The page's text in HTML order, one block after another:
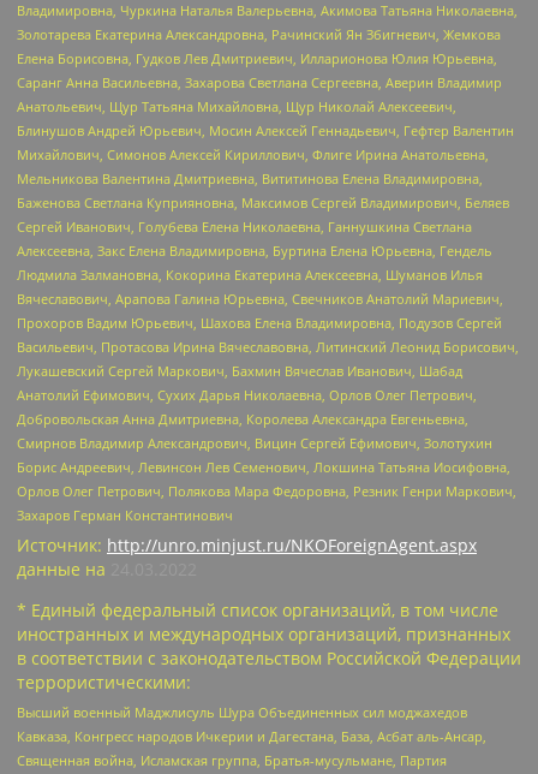
Владимировна, Чуркина Наталья Валерьевна, Акимова Татьяна Николаевна,
Золотарева Екатерина Александровна, Рачинский Ян Збигневич, Жемкова
Елена Борисовна, Гудков Лев Дмитриевич, Илларионова Юлия Юрьевна,
Саранг Анна Васильевна, Захарова Светлана Сергеевна, Аверин Владимир
Анатольевич, Щур Татьяна Михайловна, Щур Николай Алексеевич,
Блинушов Андрей Юрьевич, Мосин Алексей Геннадьевич, Гефтер Валентин
Михайлович, Симонов Алексей Кириллович, Флиге Ирина Анатольевна,
Мельникова Валентина Дмитриевна, Вититинова Елена Владимировна,
Баженова Светлана Куприяновна, Максимов Сергей Владимирович, Беляев
Сергей Иванович, Голубева Елена Николаевна, Ганнушкина Светлана
Алексеевна, Закс Елена Владимировна, Буртина Елена Юрьевна, Гендель
Людмила Залмановна, Кокорина Екатерина Алексеевна, Шуманов Илья
Вячеславович, Арапова Галина Юрьевна, Свечников Анатолий Мариевич,
Прохоров Вадим Юрьевич, Шахова Елена Владимировна, Подузов Сергей
Васильевич, Протасова Ирина Вячеславовна, Литинский Леонид Борисович,
Лукашевский Сергей Маркович, Бахмин Вячеслав Иванович, Шабад
Анатолий Ефимович, Сухих Дарья Николаевна, Орлов Олег Петрович,
Добровольская Анна Дмитриевна, Королева Александра Евгеньевна,
Смирнов Владимир Александрович, Вицин Сергей Ефимович, Золотухин
Борис Андреевич, Левинсон Лев Семенович, Локшина Татьяна Иосифовна,
Орлов Олег Петрович, Полякова Мара Федоровна, Резник Генри Маркович,
Захаров Герман Константинович
Источник: http://unro.minjust.ru/NKOForeignAgent.aspx
данные на
* Единый федеральный список организаций, в том числе
иностранных и международных организаций, признанных
в соответствии с законодательством Российской Федерации
террористическими:
Высший военный Маджлисуль Шура Объединенных сил моджахедов
Кавказа, Конгресс народов Ичкерии и Дагестана, База, Асбат аль-Ансар,
Священная война, Исламская группа, Братья-мусульмане, Партия